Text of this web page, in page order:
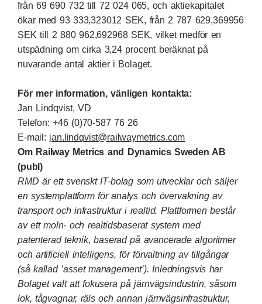
från 69 690 732 till 72 024 065, och aktiekapitalet
ökar med 93 333,323012 SEK, från 2 787 629,369956
SEK till 2 880 962,692968 SEK, vilket medför en
utspädning om cirka 3,24 procent beräknat på
nuvarande antal aktier i Bolaget.
För mer information, vänligen kontakta:
Jan Lindqvist, VD
Telefon: +46 (0)70-587 76 26
E-mail: jan.lindqvist@railwaymetrics.com
Om Railway Metrics and Dynamics Sweden AB
(publ)
RMD är ett svenskt IT-bolag som utvecklar och säljer
en systemplattform för analys och övervakning av
transport och infrastruktur i realtid. Plattformen består
av ett moln- och realtidsbaserat system med
patenterad teknik, baserad på avancerade algoritmer
och artificiell intelligens, för förvaltning av tillgångar
(så kallad ’asset management’). Inledningsvis har
Bolaget valt att fokusera på järnvägsindustrin, såsom
lok, tågvagnar, räls och annan järnvägsinfrastruktur,